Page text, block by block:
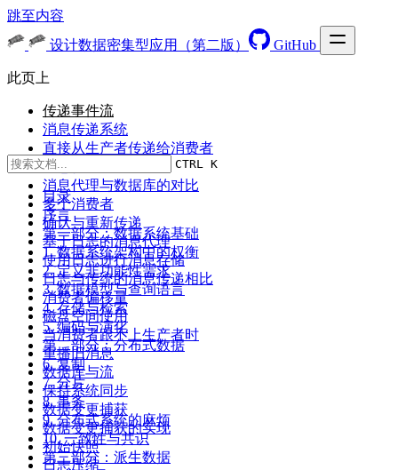
跳至内容
设计数据密集型应用（第二版）
GitHub
CTRL K
目录
序言
第一部分：数据系统基础
1. 数据系统架构中的权衡
2. 定义非功能性需求
3. 数据模型与查询语言
4. 存储与检索
5. 编码与演化
第二部分：分布式数据
6. 复制
7. 分片
8. 事务
9. 分布式系统的麻烦
10. 一致性与共识
第三部分：派生数据
此页上
传递事件流
消息传递系统
直接从生产者传递给消费者
消息代理
消息代理与数据库的对比
多个消费者
确认与重新传递
基于日志的消息代理
使用日志进行消息存储
日志与传统的消息传递相比
消费者偏移量
磁盘空间使用
当消费者跟不上生产者时
重播旧消息
数据库与流
保持系统同步
数据变更捕获
数据变更捕获的实现
初始快照
日志压缩